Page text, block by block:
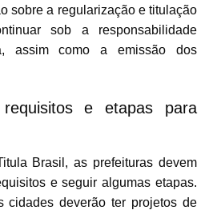
sobre a regularização e titulação
sob a responsabilidade
assim como a emissão dos
e etapas para
Brasil, as prefeituras devem
e seguir algumas etapas.
cidades deverão ter projetos de